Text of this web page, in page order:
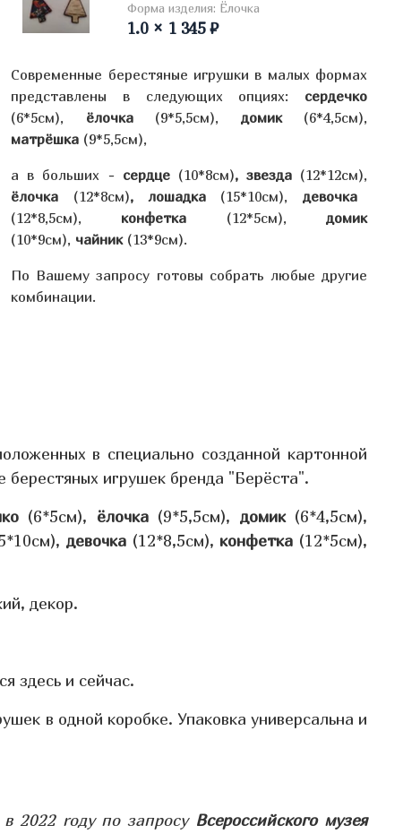
Форма изделия: Ёлочка
1.0 × 1 345 ₽
Современные берестяные игрушки в малых формах
представлены в следующих опциях: сердечко
(6*5см), ёлочка(9*5,5см), домик(6*4,5см),
матрёшка (9*5,5см),
а в больших - сердце (10*8см), звезда (12*12см),
ёлочка (12*8см), лошадка (15*10см), девочка
(12*8,5см), конфетка (12*5см), домик
(10*9см), чайник (13*9см).
По Вашему запросу готовы собрать любые другие
комбинации.
в специально созданной картонной
игрушек бренда "Берёста".
(6*5см), ёлочка(9*5,5см), домик(6*4,5см),
девочка (12*8,5см), конфетка (12*5см),
декор.
здесь и сейчас.
в одной коробке. Упаковка универсальна и
2022 rоду по запросу Всероссийского музея